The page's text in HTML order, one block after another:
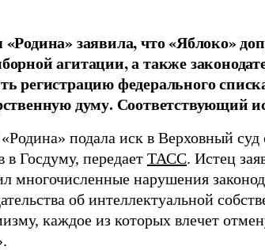
заявила, что «Яблоко»
агитации, а также
регистрацию федерального
думу. Соответствующий
подала иск в Верховный суд
в Госдуму, передает ТАСС. Истец
многочисленные нарушения
об интеллектуальной
каждое из которых влечет